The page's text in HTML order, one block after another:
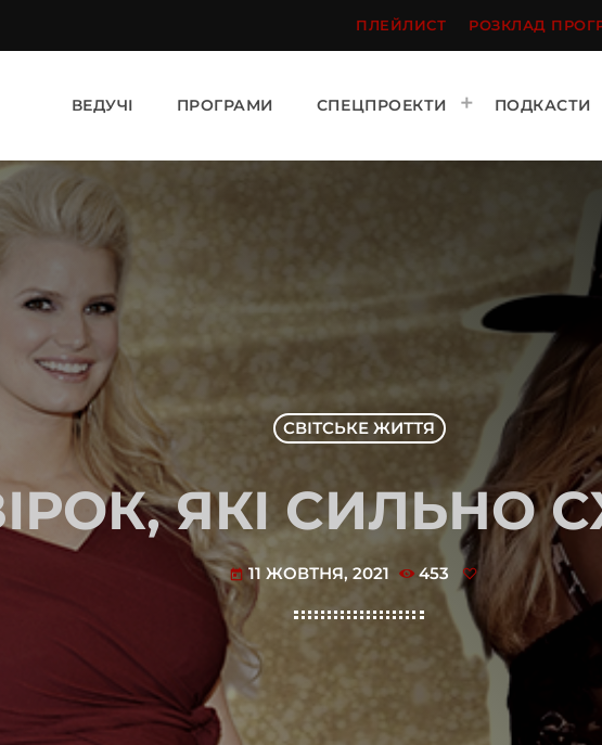
ПЛЕЙЛИСТ РОЗКЛАД
ВЕДУЧІ ПРОГРАМИ СПЕЦПРОЕКТИ ПОДКАСТИ
СВІТСЬКЕ ЖИТТЯ
ЯКІ СИЛЬНО
today 11 ЖОВТНЯ, 2021 453